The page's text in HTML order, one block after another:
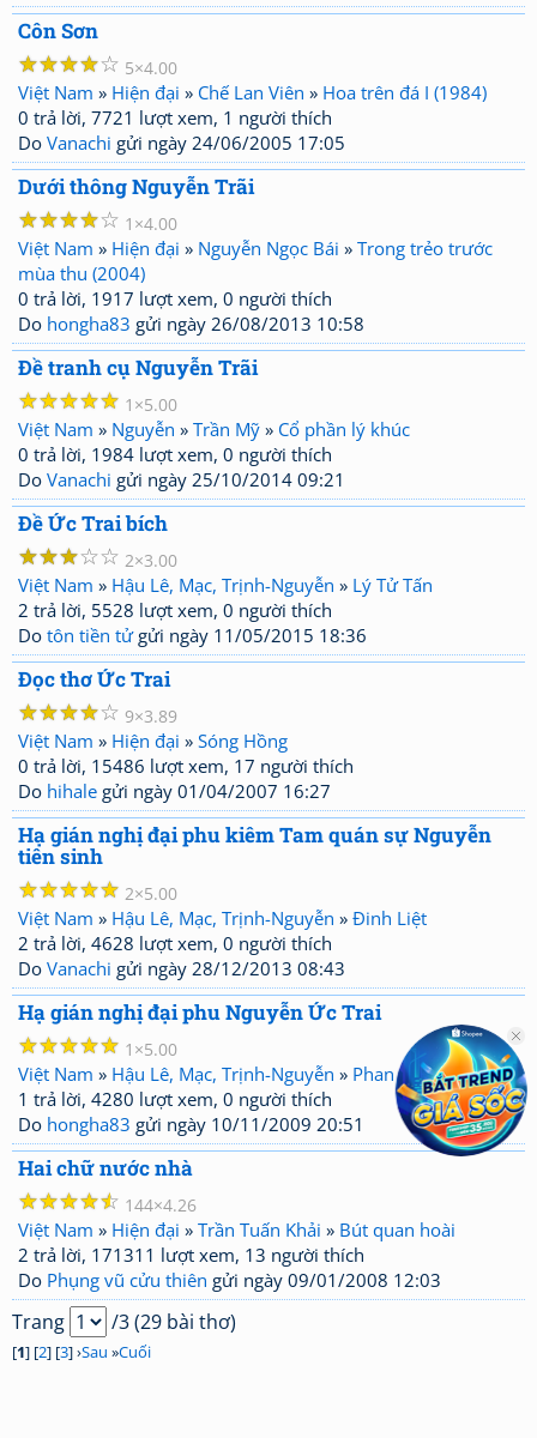
Côn Sơn
☆
☆
☆
☆
☆ 5 4.00
Việt Nam » Hiện đại » Chế Lan Viên » Hoa trên đá I (1984)
0 trả lời, 7721 lượt xem, 1 người thích
Do Vanachi gửi ngày 24/06/2005 17:05
Dưới thông Nguyễn Trãi
☆
☆
☆
☆
☆ 1 4.00
Việt Nam » Hiện đại » Nguyễn Ngọc Bái » Trong trẻo trước
mùa thu (2004)
0 trả lời, 1917 lượt xem, 0 người thích
Do hongha83 gửi ngày 26/08/2013 10:58
Đề tranh cụ Nguyễn Trãi
☆
☆
☆
☆
☆ 1 5.00
Việt Nam » Nguyễn » Trần Mỹ » Cổ phần lý khúc
0 trả lời, 1984 lượt xem, 0 người thích
Do Vanachi gửi ngày 25/10/2014 09:21
Đề Ức Trai bích
☆
☆
☆
☆
☆ 2 3.00
Việt Nam » Hậu Lê, Mạc, Trịnh-Nguyễn » Lý Tử Tấn
2 trả lời, 5528 lượt xem, 0 người thích
Do tôn tiền tửgửi ngày 11/05/2015 18:36
Đọc thơ Ức Trai
☆
☆
☆
☆
☆ 9 3.89
Việt Nam » Hiện đại » Sóng Hồng
0 trả lời, 15486 lượt xem, 17 người thích
Do hihale gửi ngày 01/04/2007 16:27
Hạ gián nghị đại phu kiêm Tam quán sự Nguyễn
tiên sinh
☆
☆
☆
☆
☆ 2 5.00
Việt Nam » Hậu Lê, Mạc, Trịnh-Nguyễn » Đinh Liệt
2 trả lời, 4628 lượt xem, 0 người thích
Do Vanachi gửi ngày 28/12/2013 08:43
Hạ gián nghị đại phu Nguyễn Ức Trai
☆
☆
☆
☆
☆ 1 5.00
Việt Nam » Hậu Lê, Mạc, Trịnh-Nguyễn » Phan Phu Tiên
1 trả lời, 4280 lượt xem, 0 người thích
Do hongha83 gửi ngày 10/11/2009 20:51
Hai chữ nước nhà
☆
☆
☆
☆
☆ 144 4.26
Việt Nam » Hiện đại » Trần Tuấn Khải » Bút quan hoài
2 trả lời, 171311 lượt xem, 13 người thích
Do Phụng vũ cửu thiên gửi ngày 09/01/2008 12:03
Trang /3 (29 bài thơ)
[1] [2] [3] ›Sau »Cuối